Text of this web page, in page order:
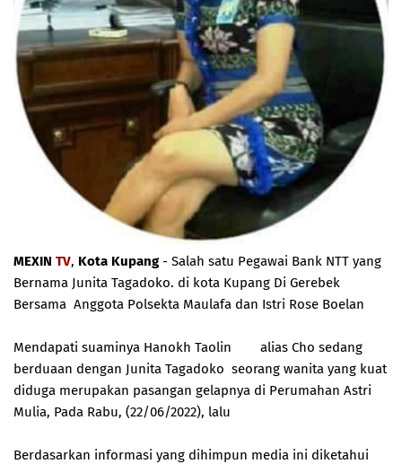
MEXIN TV, Kota Kupang- Salah satu Pegawai Bank NTT yang
Bernama Junita Tagadoko. di kota Kupang Di Gerebek
Bersama Anggota Polsekta Maulafa dan Istri Rose Boelan
Mendapati suaminya Hanokh Taolin alias Cho sedang
berduaan dengan Junita Tagadoko seorang wanita yang kuat
diduga merupakan pasangan gelapnya di Perumahan Astri
Mulia, Pada Rabu, (22/06/2022), lalu
Berdasarkan informasi yang dihimpun media ini diketahui